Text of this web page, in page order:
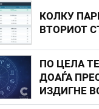
КОЛКУ
ВТОРИОТ
ПО ЦЕЛА
ДОАЃА
ИЗДИГНЕ